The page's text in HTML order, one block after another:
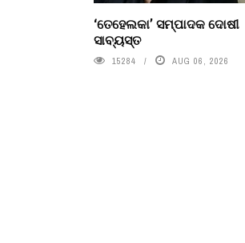
‘ତେହେଲକା’ ସମ୍ପାଦକ ଦୋଷୀ
ସାବ୍ୟସ୍ତ
15284 AUG 06, 2026